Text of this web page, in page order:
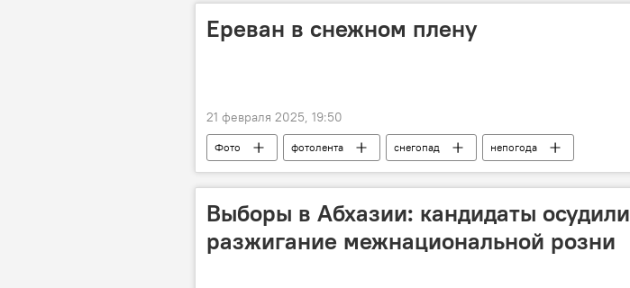
Ереван в снежном плену
21 февраля 2025, 19:50
Фото фотолента снегопад непогода
Выборы в Абхазии: кандидаты осудили
разжигание межнациональной розни